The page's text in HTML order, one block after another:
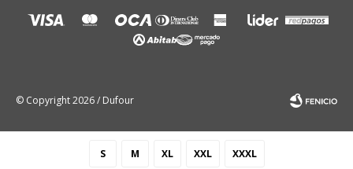
S M XL XXL XXXL
© Copyright 2026 / Dufour